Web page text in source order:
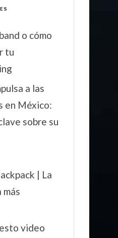
o cómo
tu
a las
en México:
sobre su
| La
más
video